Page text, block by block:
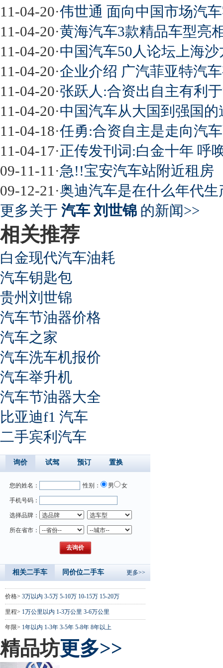
11-04-20·伟世通 面向中国市场汽
11-04-20·黄海汽车3款精品车型亮
11-04-20·中国汽车50人论坛上海
11-04-20·企业介绍 广汽菲亚特汽
11-04-20·张跃人:合资出自主有利
11-04-20·中国汽车从大国到强国
11-04-18·任勇:合资自主是走向汽
11-04-17·正传发刊词:白金十年 呼
09-11-11 ·急!!宝安汽车站附近租房
09-12-21 ·奥迪汽车是在什么年代生
更多关于 汽车 刘世锦 的新闻>>
相关推荐
白金现代汽车油耗
汽车钥匙包
贵州刘世锦
汽车节油器价格
汽车之家
汽车洗车机报价
汽车举升机
汽车节油器大全
比亚迪f1 汽车
二手宾利汽车
询价 试驾 预订 置换
您的姓名： 性别： 男 女
手机号码：
选择品牌：
所在省市：
相关二手车 同价位二手车 更多>>
价格> 3万以内 3-5万 5-10万 10-15万 15-20万
里程> 1万公里以内 1-3万公里 3-6万公里
年限> 1年以内 1-3年 3-5年 5-8年 8年以上
精品坊更多>>